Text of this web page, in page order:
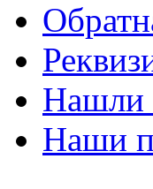
Нашли
Наши